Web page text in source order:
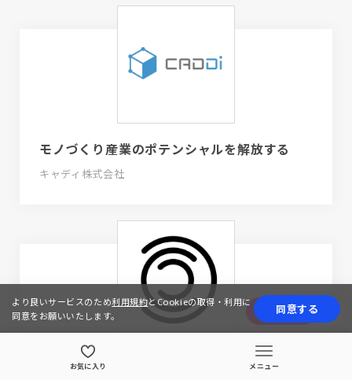
お気に入り メニュー
応募する
モノづくり産業のポテンシャルを解放する
キャディ株式会社
未来に挑戦する人と企業にデザインの力を
より良いサービスのため利用規約とCookieの取得・利用に
同意をお願いいたします。
同意する